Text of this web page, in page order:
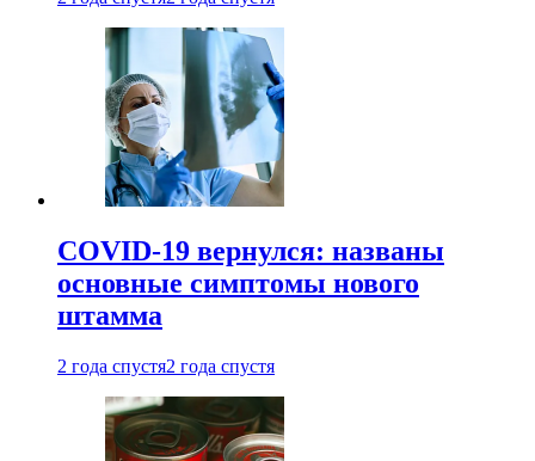
COVID-19 вернулся: названы
основные симптомы нового
штамма
2 года спустя2 года спустя